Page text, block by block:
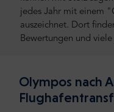
jedes Jahr mit einem
auszeichnet. Dort
Bewertungen und
Olympos nach